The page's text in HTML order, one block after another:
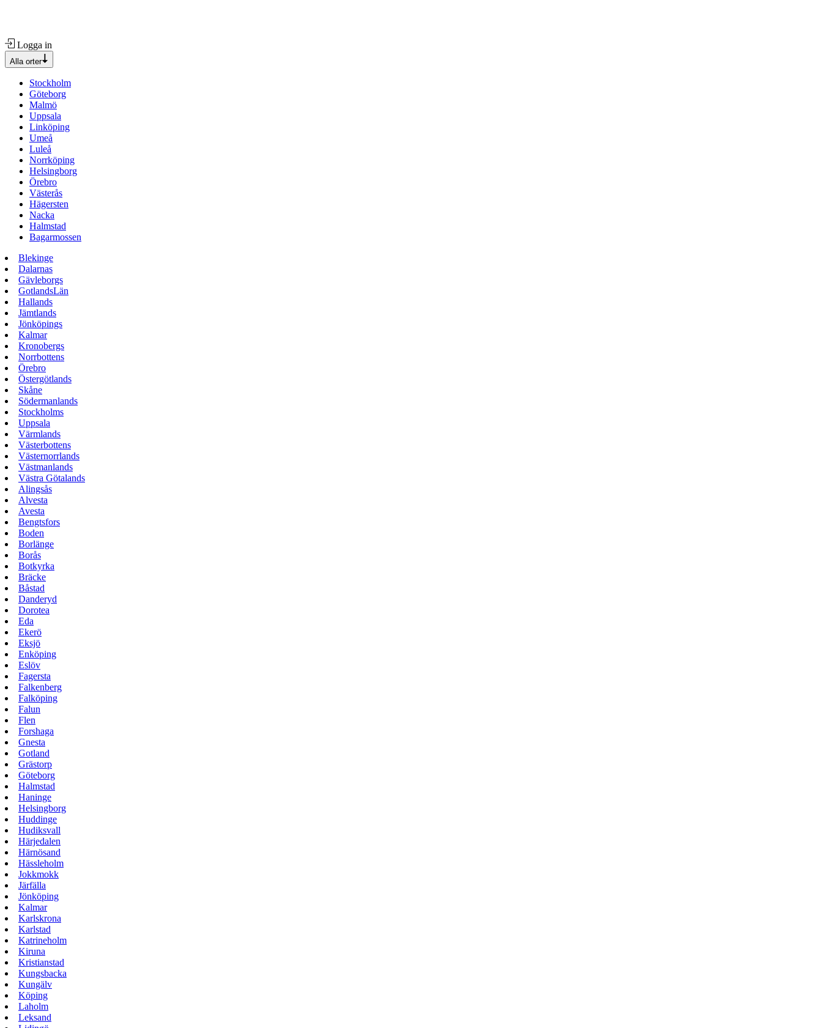
Logga in
Alla orter
Stockholm
Göteborg
Malmö
Uppsala
Linköping
Umeå
Luleå
Norrköping
Helsingborg
Örebro
Västerås
Hägersten
Nacka
Halmstad
Bagarmossen
Blekinge
Dalarnas
Gävleborgs
GotlandsLän
Hallands
Jämtlands
Jönköpings
Kalmar
Kronobergs
Norrbottens
Örebro
Östergötlands
Skåne
Södermanlands
Stockholms
Uppsala
Värmlands
Västerbottens
Västernorrlands
Västmanlands
Västra Götalands
Alingsås
Alvesta
Avesta
Bengtsfors
Boden
Borlänge
Borås
Botkyrka
Bräcke
Båstad
Danderyd
Dorotea
Eda
Ekerö
Eksjö
Enköping
Eslöv
Fagersta
Falkenberg
Falköping
Falun
Flen
Forshaga
Gnesta
Gotland
Grästorp
Göteborg
Halmstad
Haninge
Helsingborg
Huddinge
Hudiksvall
Härjedalen
Härnösand
Hässleholm
Jokkmokk
Järfälla
Jönköping
Kalmar
Karlskrona
Karlstad
Katrineholm
Kiruna
Kristianstad
Kungsbacka
Kungälv
Köping
Laholm
Leksand